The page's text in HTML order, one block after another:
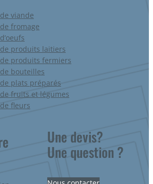
viande
fromage
produits laitiers
produits fermiers
bouteilles
plats préparés
fruits et légumes
fleurs
Une devis?
Une question ?